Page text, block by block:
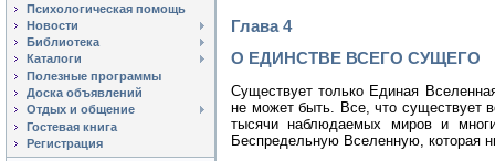
Психологическая помощь
Новости
Библиотека
Каталоги
Полезные программы
Доска объявлений
Отдых и общение
Гостевая книга
Регистрация
Глава 4
О ЕДИНСТВЕ ВСЕГО СУЩЕГО
Существует только Единая
не может быть. Все, что существует
тысячи наблюдаемых миров и
Беспредельную Вселенную, которая